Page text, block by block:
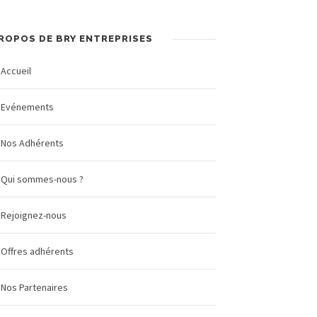
DE BRY ENTREPRISES
Accueil
Evénements
Nos Adhérents
Qui sommes-nous ?
Rejoignez-nous
Offres adhérents
Nos Partenaires